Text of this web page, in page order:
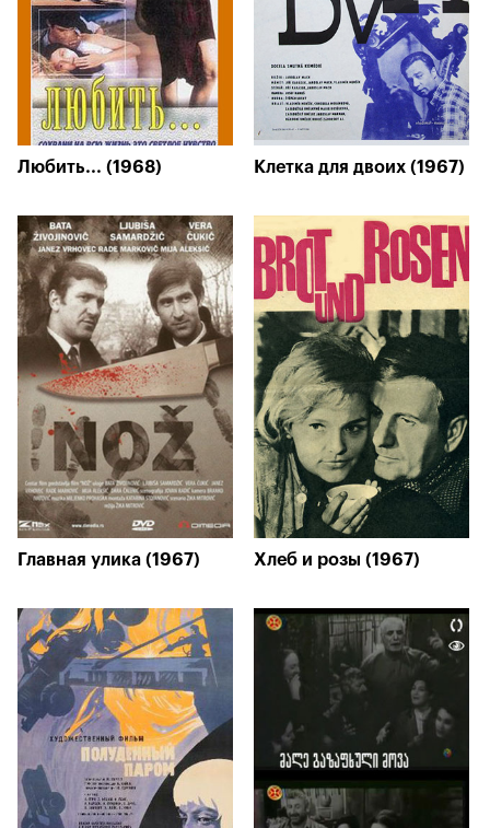
Любить... (1968) Клетка для двоих (1967)
Главная улика (1967) Хлеб и розы (1967)